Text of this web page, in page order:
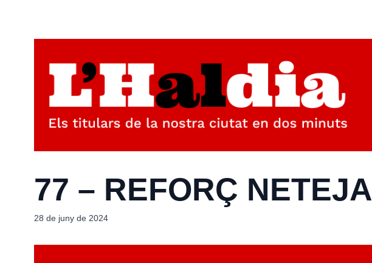
77 – REFORÇ NETEJA
28 de juny de 2024